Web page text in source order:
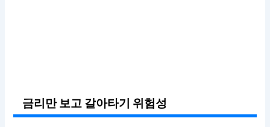
금리만 보고 갈아타기 위험성